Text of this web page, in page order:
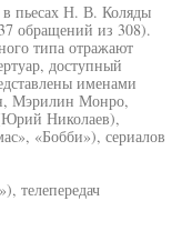
пьесах Н. В. Коляды
обращений из 308).
типа отражают
доступный
именами
Мэрилин Монро,
Николаев),
«Бобби»), сериалов
телепередач